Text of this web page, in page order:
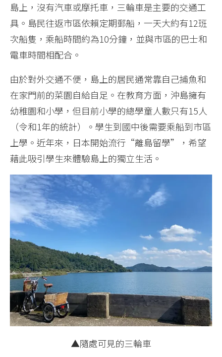
島上，沒有汽車或摩托車，三輪車是主要的交通工
具。島民往返市區依賴定期郵船，一天大約有12班
次船隻，乘船時間約為10分鐘，並與市區的巴士和
電車時間相配合。
由於對外交通不便，島上的居民通常靠自己捕魚和
在家門前的菜園自給自足。在教育方面，沖島擁有
幼稚園和小學，但目前小學的總學童人數只有15人
（令和1年的統計）。學生到國中後需要乘船到市區
上學。近年來，日本開始流行“離島留學”，希望
藉此吸引學生來體驗島上的獨立生活。
▲隨處可見的三輪車